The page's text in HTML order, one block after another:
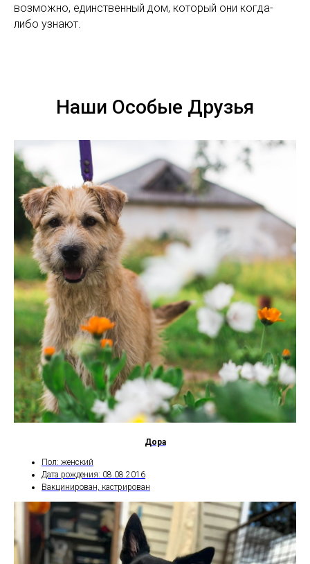
возможно, единственный дом, который они когда-
либо узнают.
Наши Особые Друзья
Дора
Пол: женский
Дата рождения: 08.08.2016
Вакцинирован, кастрирован